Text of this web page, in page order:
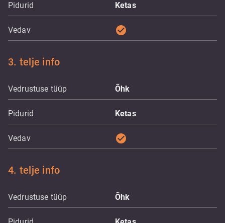
Pidurid Ketas
Vedav check_circle
3. telje info
Vedrustuse tüüp Õhk
Pidurid Ketas
Vedav check_circle
4. telje info
Vedrustuse tüüp Õhk